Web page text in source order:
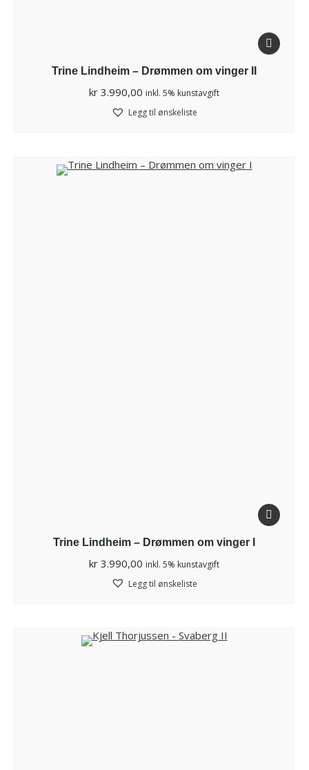
Trine Lindheim – Drømmen om vinger II
kr 3.990,00 inkl. 5% kunstavgift
Legg til ønskeliste
Trine Lindheim – Drømmen om vinger I
kr 3.990,00 inkl. 5% kunstavgift
Legg til ønskeliste